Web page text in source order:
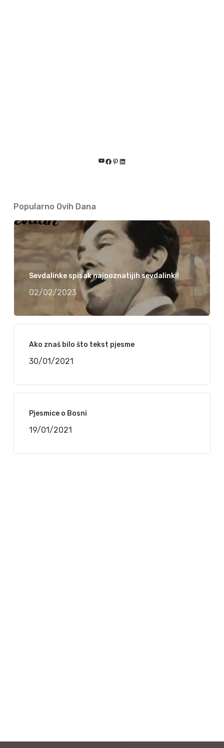
YouTube
Facebook
Pinterest
LinkedIn
Popularno Ovih Dana
Sevdalinke spisak najpoznatijih sevdalinki!
02/02/2023
Ako znaš bilo što tekst pjesme
30/01/2021
Pjesmice o Bosni
19/01/2021